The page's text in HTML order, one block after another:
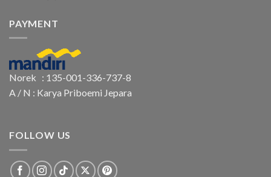
PAYMENT
Norek : 135-001-336-737-8
A / N : Karya Priboemi Jepara
FOLLOW US